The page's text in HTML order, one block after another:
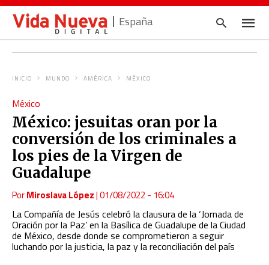
España
INICIO MUNDO AMÉRICA MÉXICO
México
México: jesuitas oran por la
conversión de los criminales a
los pies de la Virgen de
Guadalupe
PorMiroslava López|01/08/2022 - 16:04
La Compañía de Jesús celebró la clausura de la ‘Jornada de
Oración por la Paz’ en la Basílica de Guadalupe de la Ciudad
de México, desde donde se comprometieron a seguir
luchando por la justicia, la paz y la reconciliación del país